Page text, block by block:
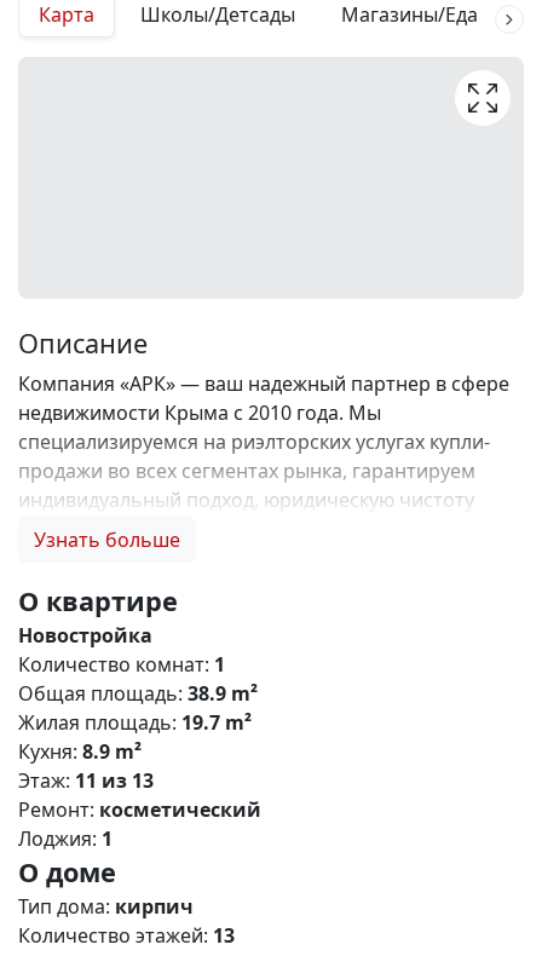
Карта Школы/Детсады Магазины/Еда
Описание
Компания «АРК» — ваш надежный партнер в сфере
недвижимости Крыма с 2010 года. Мы
специализируемся на риэлторских услугах купли-
продажи во всех сегментах рынка, гарантируем
индивидуальный подход, юридическую чистоту
объектов и безопасность сделок. Самое ценное для
нас, Вы получаете: 1. 0% комиссии и оформление
ипотеки бесплатно; 2. Покупку недвижимости по
цене застройщика + акции, бонусы, подарки; 3.
Экспертное мнение о каждом застройщике. Ваши
интересы — наш приоритет! 4. Профессиональную
поддержку на всех этапах сделки до получения
ключей; 5. Фейерверк подарков🎁 🎁 🎁! Купи с
нами и выбери свой ПОДАРОК! ЖК CROCUS –
современный жилой кoмплeкс комфорт класса с
разнообразными планировками квартир и
офисными помещениями, расположенный в
живописном городе Симферополе. Это ваше
пространство для воплощения мечты и отличная
Узнать больше
О квартире
Новостройка
Количество комнат: 1
Общая площадь: 38.9 m²
Жилая площадь: 19.7 m²
Кухня: 8.9 m²
Этаж: 11 из 13
Ремонт: косметический
Лоджия: 1
О доме
Тип дома: кирпич
Количество этажей: 13